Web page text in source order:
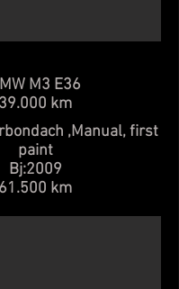
M3 E36
39.000 km
,Manual, first
paint
Bj:2009
61.500 km